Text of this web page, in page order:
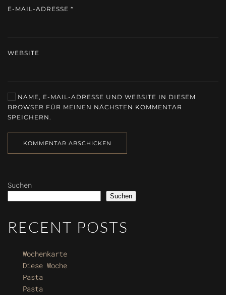
E-MAIL-ADRESSE *
WEBSITE
NAME, E-MAIL-ADRESSE UND WEBSITE IN DIESEM
BROWSER FÜR MEINEN NÄCHSTEN KOMMENTAR
SPEICHERN.
KOMMENTAR ABSCHICKEN
Suchen
Suchen
RECENT POSTS
Wochenkarte
Diese Woche
Pasta
Pasta